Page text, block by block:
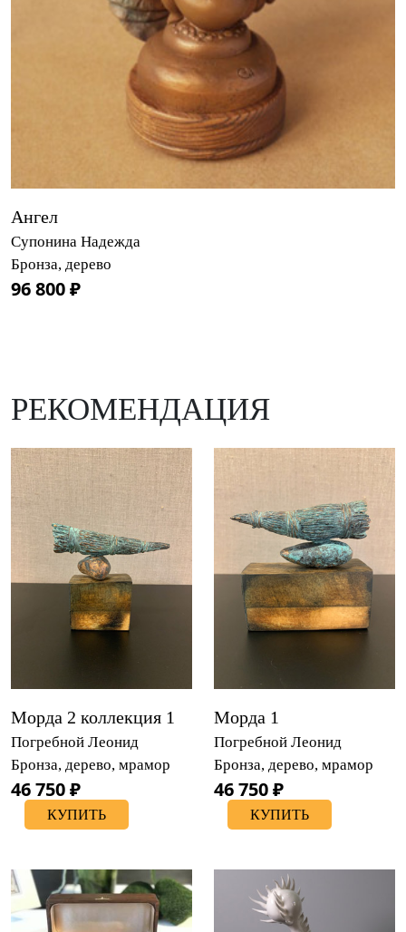
Ангел
Супонина Надежда
Бронза, дерево
96 800 ₽
РЕКОМЕНДАЦИЯ
Морда 2 коллекция 1
Погребной Леонид
Бронза, дерево, мрамор
46 750 ₽
КУПИТЬ
Морда 1
Погребной Леонид
Бронза, дерево, мрамор
46 750 ₽
КУПИТЬ